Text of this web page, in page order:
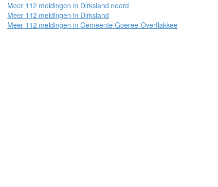
Meer 112 meldingen in Dirksland noord
Meer 112 meldingen in Dirksland
Meer 112 meldingen in Gemeente Goeree-Overflakkee